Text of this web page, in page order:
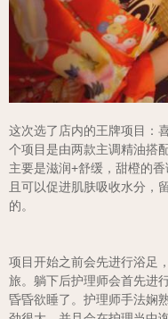
这次选了店内的王牌项目：
个项目是由两款主调精油搭
主要是滋润+舒缓，甜橙的
且可以促进肌肤吸收水分，
的。
项目开始之前会先进行浴足
旅。躺下后护理师会首先进
昏昏欲睡了。护理师手法娴